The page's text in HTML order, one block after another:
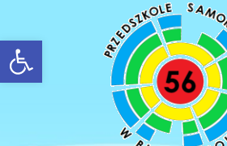
rozwiń/zwiń panel